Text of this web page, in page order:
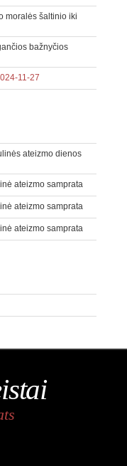
moralės šaltinio iki
bažnyčios
11-27
ateizmo dienos
ateizmo samprata
ateizmo samprata
ateizmo samprata